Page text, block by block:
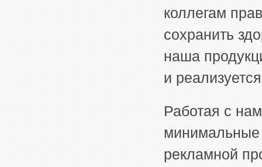
коллегам
сохранить
наша
и
Работая с
минимальные
рекламной